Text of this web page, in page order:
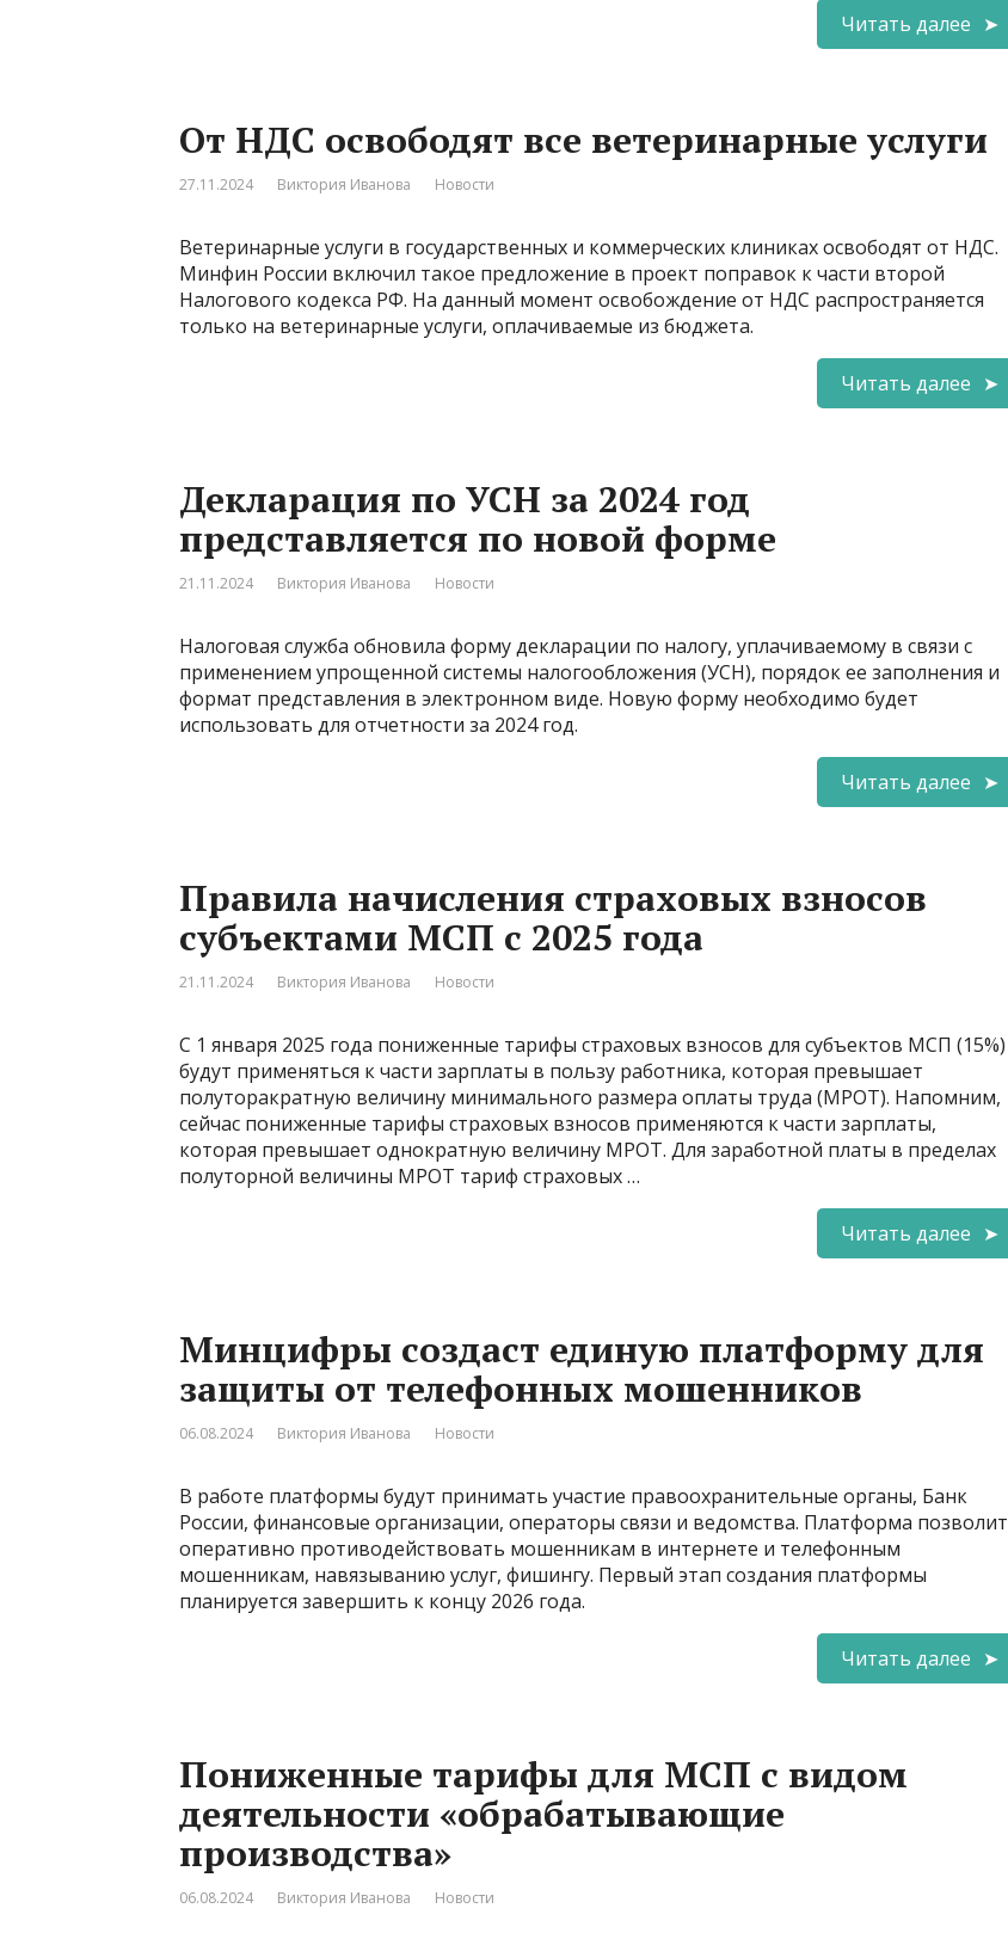
Читать далее
От НДС освободят все ветеринарные услуги
27.11.2024 Виктория Иванова Новости
Ветеринарные услуги в государственных и коммерческих клиниках освободят от НДС.
Минфин России включил такое предложение в проект поправок к части второй
Налогового кодекса РФ. На данный момент освобождение от НДС распространяется
только на ветеринарные услуги, оплачиваемые из бюджета.
Читать далее
Декларация по УСН за 2024 год
представляется по новой форме
21.11.2024 Виктория Иванова Новости
Налоговая служба обновила форму декларации по налогу, уплачиваемому в связи с
применением упрощенной системы налогообложения (УСН), порядок ее заполнения и
формат представления в электронном виде. Новую форму необходимо будет
использовать для отчетности за 2024 год.
Читать далее
Правила начисления страховых взносов
субъектами МСП с 2025 года
21.11.2024 Виктория Иванова Новости
С 1 января 2025 года пониженные тарифы страховых взносов для субъектов МСП (15%)
будут применяться к части зарплаты в пользу работника, которая превышает
полуторакратную величину минимального размера оплаты труда (МРОТ). Напомним,
сейчас пониженные тарифы страховых взносов применяются к части зарплаты,
которая превышает однократную величину МРОТ. Для заработной платы в пределах
полуторной величины МРОТ тариф страховых …
Читать далее
Минцифры создаст единую платформу для
защиты от телефонных мошенников
06.08.2024 Виктория Иванова Новости
В работе платформы будут принимать участие правоохранительные органы, Банк
России, финансовые организации, операторы связи и ведомства. Платформа позволит
оперативно противодействовать мошенникам в интернете и телефонным
мошенникам, навязыванию услуг, фишингу. Первый этап создания платформы
планируется завершить к концу 2026 года.
Читать далее
Пониженные тарифы для МСП с видом
деятельности «обрабатывающие
производства»
06.08.2024 Виктория Иванова Новости